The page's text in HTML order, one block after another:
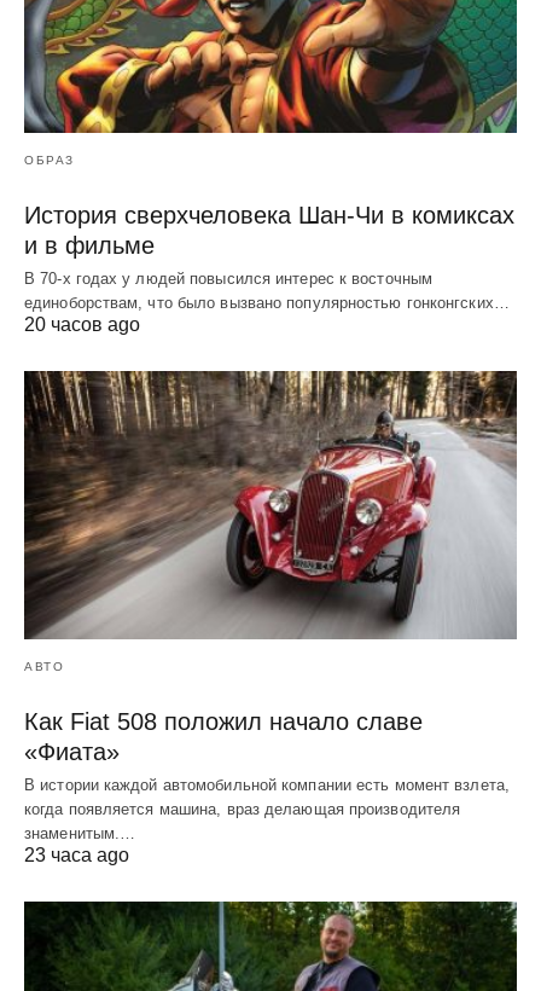
ОБРАЗ
История сверхчеловека Шан-Чи в комиксах
и в фильме
В 70-х годах у людей повысился интерес к восточным
единоборствам, что было вызвано популярностью гонконгских…
20 часов ago
АВТО
Как Fiat 508 положил начало славе
«Фиата»
В истории каждой автомобильной компании есть момент взлета,
когда появляется машина, враз делающая производителя
знаменитым.…
23 часа ago